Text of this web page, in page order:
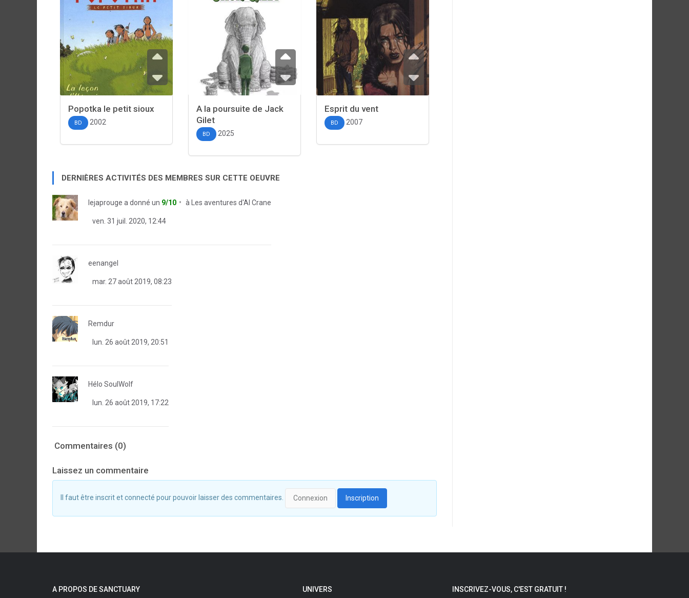
Popotka le petit sioux
BD 2002
A la poursuite de Jack
Gilet
BD 2025
Esprit du vent
BD 2007
DERNIÈRES ACTIVITÉS DES MEMBRES SUR CETTE OEUVRE
lejaprouge a donné un 9/10 à Les aventures d'Al Crane
ven. 31 juil. 2020, 12:44
eenangel
mar. 27 août 2019, 08:23
Remdur
lun. 26 août 2019, 20:51
Hélo SoulWolf
lun. 26 août 2019, 17:22
Commentaires (0)
Laissez un commentaire
Il faut être inscrit et connecté pour pouvoir laisser des commentaires. Connexion Inscription
A PROPOS DE SANCTUARY UNIVERS INSCRIVEZ-VOUS, C'EST GRATUIT !